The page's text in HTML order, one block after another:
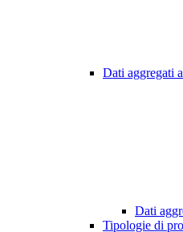
Dati aggregati
Dati
Tipologie di